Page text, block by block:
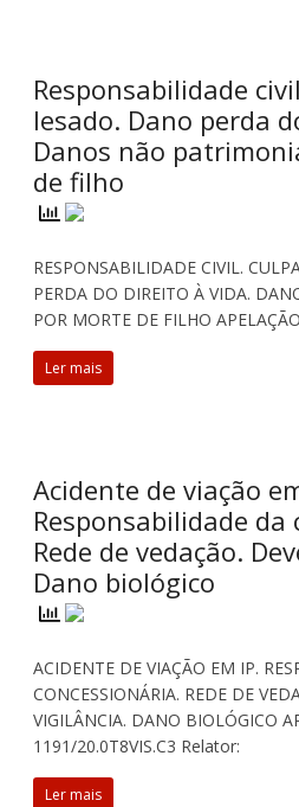
Responsabilidade
lesado. Dano perda
Danos não
de filho
RESPONSABILIDADE CIVIL.
PERDA DO DIREITO À VIDA.
POR MORTE DE FILHO
Ler mais
Acidente de viação
Responsabilidade da
Rede de vedação.
Dano biológico
ACIDENTE DE VIAÇÃO EM IP.
CONCESSIONÁRIA. REDE DE
VIGILÂNCIA. DANO BIOLÓGICO
1191/20.0T8VIS.C3 Relator:
Ler mais